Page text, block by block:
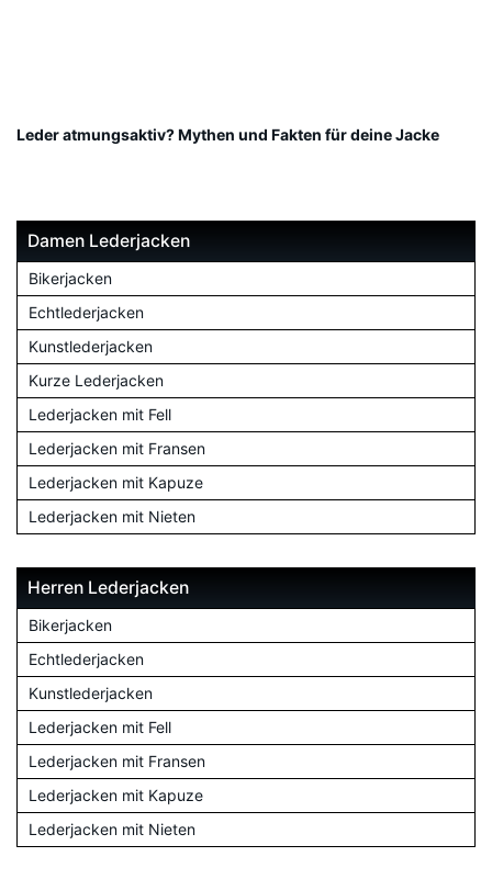
Leder atmungsaktiv? Mythen und Fakten für deine Jacke
Damen Lederjacken
Bikerjacken
Echtlederjacken
Kunstlederjacken
Kurze Lederjacken
Lederjacken mit Fell
Lederjacken mit Fransen
Lederjacken mit Kapuze
Lederjacken mit Nieten
Herren Lederjacken
Bikerjacken
Echtlederjacken
Kunstlederjacken
Lederjacken mit Fell
Lederjacken mit Fransen
Lederjacken mit Kapuze
Lederjacken mit Nieten